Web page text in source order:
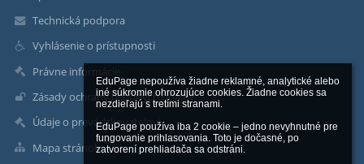
EduPage nepoužíva žiadne reklamné, analytické alebo
iné súkromie ohrozujúce cookies. Žiadne cookies sa
nezdieľajú s tretími stranami.
EduPage používa iba 2 cookie – jedno nevyhnutné pre
fungovanie prihlasovania. Toto je dočasné, po
zatvorení prehliadača sa odstráni.
Technická podpora
Vyhlásenie o prístupnosti
Právne informácie
Zásady ochrany osobných údajov
Údaje o prevádzkovateľovi
Mapa stránok